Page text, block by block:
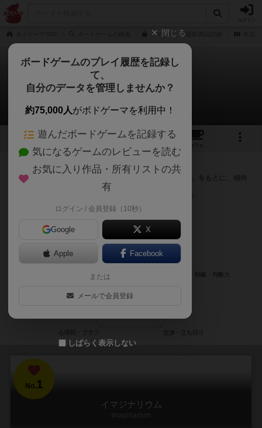
トマトマトの通販/商品詳細
トマトマト
次のおすすめボードゲーム
6 4 27
カフェ
『トマトマト』が好きな方へのおすすめ
このゲームのトップページで投票された「プレイ感の評価」をもとに、傾向
が近いボードゲームをランキング形式で紹介します。
No.1
イマジナリウム
Imaginarium
閉じる
ボードゲームのプレイ履歴を記録し
て、
自分のデータを管理しませんか？
約75,000人がボドゲーマを利用中！
遊んだボードゲームを記録する
気になるゲームのレビューを読む
お気に入り作品・所有リストの共
有
ログイン / 会員登録（10秒）
Google X
Apple Facebook
または
メールで会員登録
しばらく表示しない